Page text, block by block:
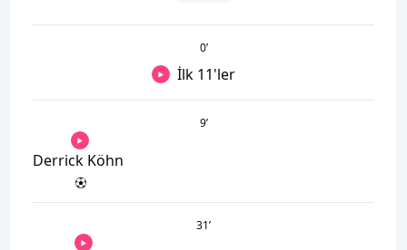
0’
İlk 11'ler
9’
Derrick Köhn
31’